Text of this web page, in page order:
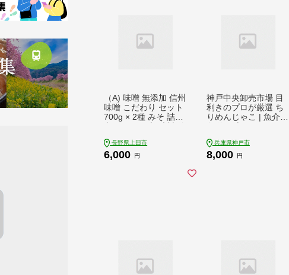
（A) 味噌 無添加 信州
味噌 こだわり セット
700g × 2種 みそ 詰め
米味噌 長野県 長野 上
田市 上田 株式会社大
長野県上田市
6,000 円
神戸中央卸売市場 目
利きのプロが厳選 ち
りめんじゃこ | 魚介類
ご飯 ランチ 料理 調理
ちりめんじゃこ 人気
兵庫県神戸市
8,000 円